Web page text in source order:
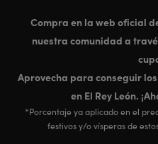
Compra en la web oficial
nuestra comunidad a
Aprovecha para conseguir
en El Rey León.
*Porcentaje ya aplicado en el
festivos y/o vísperas de